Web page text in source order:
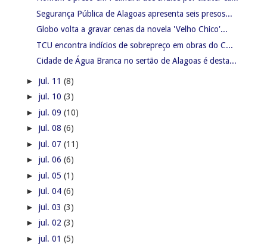
Segurança Pública de Alagoas apresenta seis presos...
Globo volta a gravar cenas da novela 'Velho Chico'...
TCU encontra indícios de sobrepreço em obras do C...
Cidade de Água Branca no sertão de Alagoas é desta...
► jul. 11 (8)
► jul. 10 (3)
► jul. 09 (10)
► jul. 08 (6)
► jul. 07 (11)
► jul. 06 (6)
► jul. 05 (1)
► jul. 04 (6)
► jul. 03 (3)
► jul. 02 (3)
► jul. 01 (5)